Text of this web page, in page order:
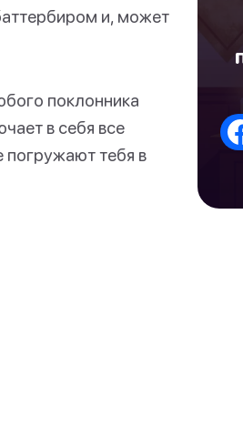
и, может
поклонника
в себя все
тебя в